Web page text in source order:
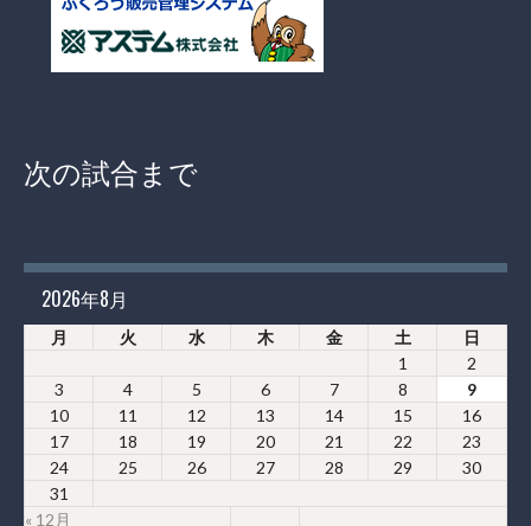
次の試合まで
2026年8月
月 火 水 木 金 土 日
« 12月
1
2
3
4 5 6 7 8
9
10
11 12 13 14 15
16
17
18 19 20 21 22
23
24
25 26 27 28 29
30
31